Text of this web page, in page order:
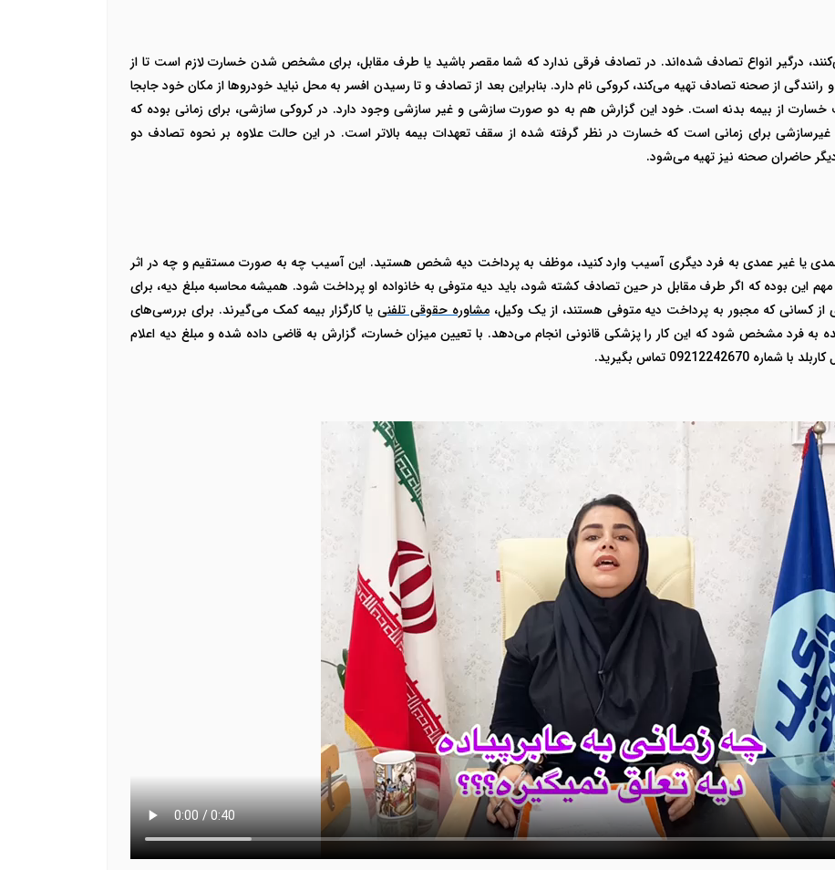
درگیر انواع تصادف شده‌اند. در تصادف فرقی ندارد که شما مقصر باشید یا طرف مقابل، برای مشخص شدن خسارت لازم است تا از
از صحنه تصادف تهیه می‌کند، کروکی نام دارد. بنابراین بعد از تصادف و تا رسیدن افسر به محل نباید خودروها از مکان خود جابجا
خسارت از بیمه بدنه است. خود این گزارش هم به دو صورت سازشی و غیر سازشی وجود دارد. در کروکی سازشی، برای زمانی بوده که
برای زمانی است که خسارت در نظر گرفته شده از سقف تعهدات بیمه بالاتر است. در این حالت علاوه بر نحوه تصادف دو
دیگر حاضران صحنه نیز تهیه می‌شود.
یا غیر عمدی به فرد دیگری آسیب وارد کنید، موظف به پرداخت دیه شخص هستید. این آسیب چه به صورت مستقیم و چه در اثر
این بوده که اگر طرف مقابل در حین تصادف کشته شود، باید دیه متوفی به خانواده او پرداخت شود. همیشه محاسبه مبلغ دیه، برای
کسانی که مجبور به پرداخت دیه متوفی هستند، از یک وکیل،مشاوره حقوقی تلفنی یا کارگزار بیمه کمک می‌گیرند. برای بررسی‌های
شده به فرد مشخص شود که این کار را پزشکی قانونی انجام می‌دهد. با تعیین میزان خسارت، گزارش به قاضی داده شده و مبلغ دیه اعلام
تماس بگیرید.